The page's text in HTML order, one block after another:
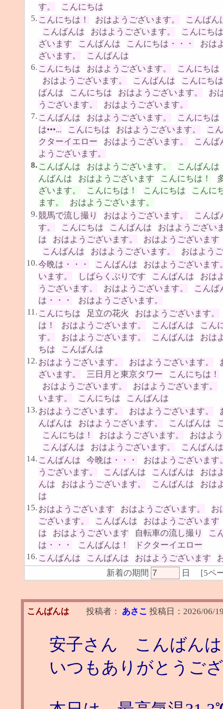
す。
こんにちは
5. こんにちは！ おはようございます。
こんばん
こんばんは
おはようございます。
こんにち
ざいます
こんばんは こんにちは・・・
おは
ざいます。
こんばんは
6. こんにちは おはようございます。
こんにちは
おはようございます。
こんばんは
こんにち
ばんは
こんにちは おはようございます。
お
うございます。
おはようございます。
7. こんばんは おはようございます。
こんにちは
は•••...
こんにちは おはようございます。
こ
クターイエロー
おはようございます。
こんば
ようございます。
8. こんばんは おはようございます。
こんばんは
んばんは
おはようございます こんにちは！
ざいます。
こんにちは！ こんにちは
こんに
ます。
おはようございます。
9.競馬で流し撮り おはようございます。
こんば
す。
こんにちは こんばんは
おはようござい
は
おはようございます。
おはようございます
こんばんは
おはようございます。
おはよう
10.今晩は・・・ こんばんは
おはようございます
います。
しばらくぶりです こんばんは
おは
うございます。
おはようございます。
こんば
は・・・
おはようございます。
11. こんにちは 足立の花火
おはようございます。
は！
おはようございます。 こんばんは
こん
す。
おはようございます。 こんばんは
おは
ちは
こんばんは
12. おはようございます。 おはようございます。
ざいます。
三日月と東京タワー
こんにちは！
おはようございます。
おはようございます。
います。
こんにちは
こんばんは
13. おはようございます。 おはようございます。
んばんは
おはようございます。 こんばんは
こんにちは！
おはようございます。
おはよ
こんばんは
おはようございます。
こんばんは
14. こんばんは 今晩は・・・
おはようございます
うございます。
こんばんは こんばんは
おは
んは
おはようございます。 こんばんは
おは
は
15. おはようございます おはようございます。
お
ございます。
こんばんは
おはようございます
は
おはようございます 自転車の流し撮り
こ
は・・・
こんばんは！
ドクターイエロー
16. こんばんは こんばんは おはようございます
新着の期間
日 [5ペ
こんばんは 投稿者： あさこ 投稿日： 2026/06/
安子さん こんばんは
いつもありがとうご